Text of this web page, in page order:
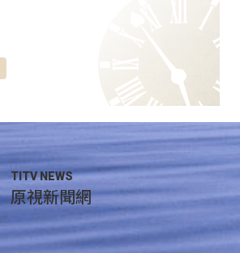
TITV NEWS
原視新聞網